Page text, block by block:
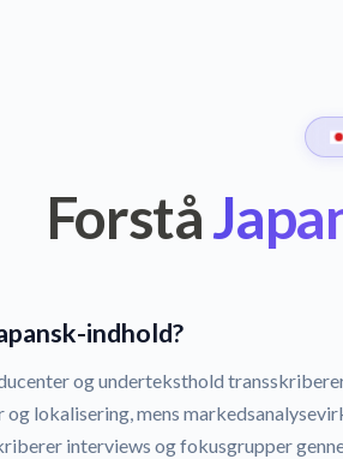
Forstå
indhold?
og underteksthold
lokalisering, mens
interviews og fokusgrupper